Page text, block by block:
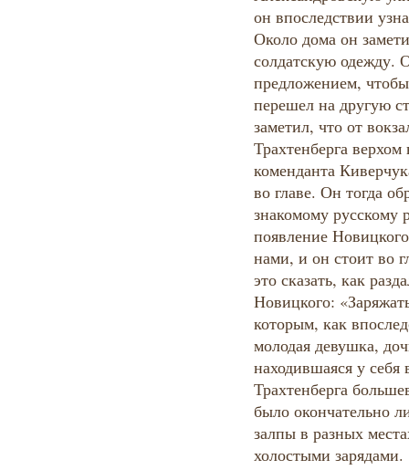
он впоследствии
Около дома он
солдатскую одежду.
предложением,
перешел на другую
заметил, что от
Трахтенберга
коменданта
во главе. Он тогда
знакомому русскому
появление
нами, и он стоит во
это сказать, как
Новицкого:
которым, как
молодая девушка,
находившаяся у
Трахтенберга
было окончательно
залпы в разных
холостыми зарядами.